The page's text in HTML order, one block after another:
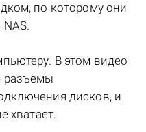
по которому они
В этом видео
разъемы
дисков, и
хватает.